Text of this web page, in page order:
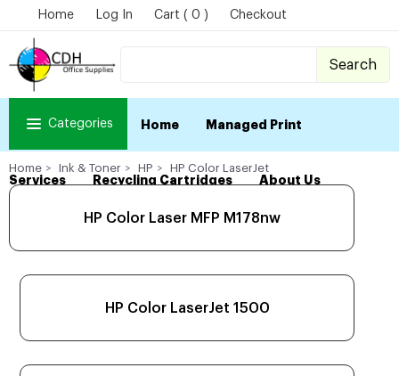
Home Log In Cart ( 0 ) Checkout
Search
Categories Home Managed Print
Services Recycling Cartridges About Us
Home Ink & Toner HP HP Color LaserJet
HP Color Laser MFP M178nw
HP Color LaserJet 1500